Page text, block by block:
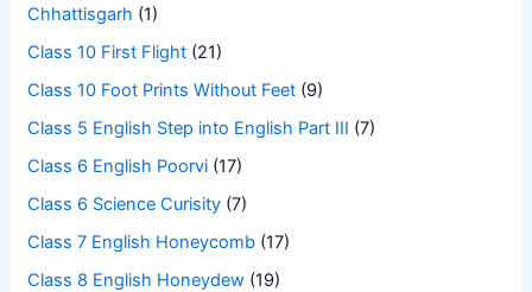
Chhattisgarh (1)
Class 10 First Flight (21)
Class 10 Foot Prints Without Feet (9)
Class 5 English Step into English Part III (7)
Class 6 English Poorvi (17)
Class 6 Science Curisity (7)
Class 7 English Honeycomb (17)
Class 8 English Honeydew (19)